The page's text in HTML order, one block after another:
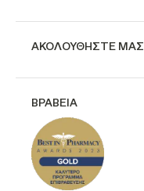
ΑΚΟΛΟΥΘΗΣΤΕ ΜΑΣ
ΒΡΑΒΕΙΑ